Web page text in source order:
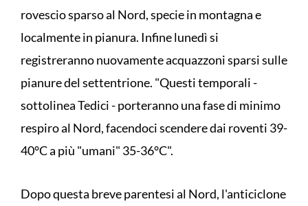
rovescio sparso al Nord, specie in montagna e
localmente in pianura. Infine lunedì si
registreranno nuovamente acquazzoni sparsi sulle
pianure del settentrione. "Questi temporali -
sottolinea Tedici - porteranno una fase di minimo
respiro al Nord, facendoci scendere dai roventi 39-
40°C a più "umani" 35-36°C".
Dopo questa breve parentesi al Nord, l'anticiclone